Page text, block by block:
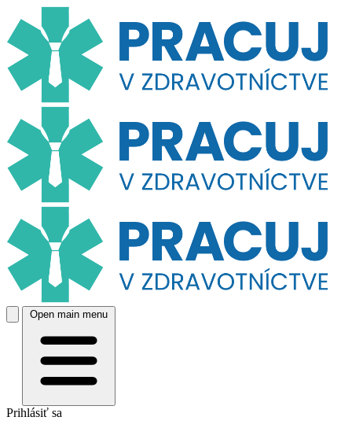
Open main menu
Prihlásiť sa